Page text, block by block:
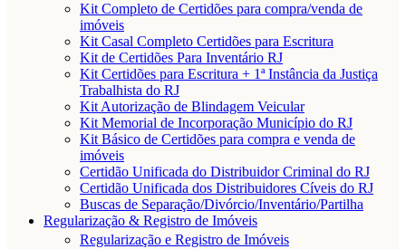
Kit Completo de Certidões para compra/venda de
imóveis
Kit Casal Completo Certidões para Escritura
Kit de Certidões Para Inventário RJ
Kit Certidões para Escritura + 1ª Instância da Justiça
Trabalhista do RJ
Kit Autorização de Blindagem Veicular
Kit Memorial de Incorporação Município do RJ
Kit Básico de Certidões para compra e venda de
imóveis
Certidão Unificada do Distribuidor Criminal do RJ
Certidão Unificada dos Distribuidores Cíveis do RJ
Buscas de Separação/Divórcio/Inventário/Partilha
Regularização & Registro de Imóveis
Regularização e Registro de Imóveis